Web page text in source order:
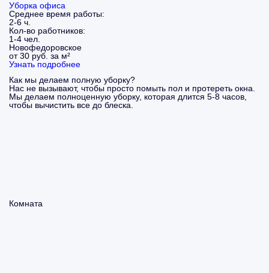
Уборка офиса
Среднее время работы:
2-6 ч.
Кол-во работников:
1-4 чел.
Новофедоровское
от 30 руб. за м²
Узнать подробнее
Как мы делаем полную уборку?
Нас не вызывают, чтобы просто помыть пол и протереть окна.
Мы делаем полноценную уборку, которая длится 5-8 часов,
чтобы вычистить все до блеска.
Комната